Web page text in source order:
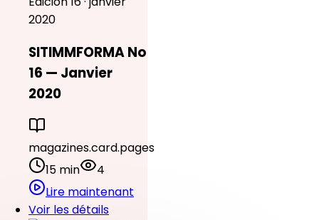
2020
SITIMMFORMA No
16 — Janvier
2020
magazines.card.pages
15 min
4
Lire maintenant
Voir les détails